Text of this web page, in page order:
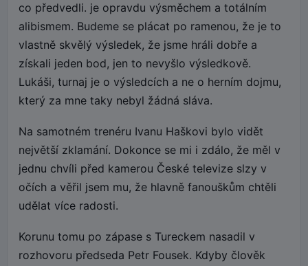
co předvedli. je opravdu výsměchem a totálním
alibismem. Budeme se plácat po ramenou, že je to
vlastně skvělý výsledek, že jsme hráli dobře a
získali jeden bod, jen to nevyšlo výsledkově.
Lukáši, turnaj je o výsledcích a ne o herním dojmu,
který za mne taky nebyl žádná sláva.
Na samotném trenéru Ivanu Haškovi bylo vidět
největší zklamání. Dokonce se mi i zdálo, že měl v
jednu chvíli před kamerou České televize slzy v
očích a věřil jsem mu, že hlavně fanouškům chtěli
udělat více radosti.
Korunu tomu po zápase s Tureckem nasadil v
rozhovoru předseda Petr Fousek. Kdyby člověk